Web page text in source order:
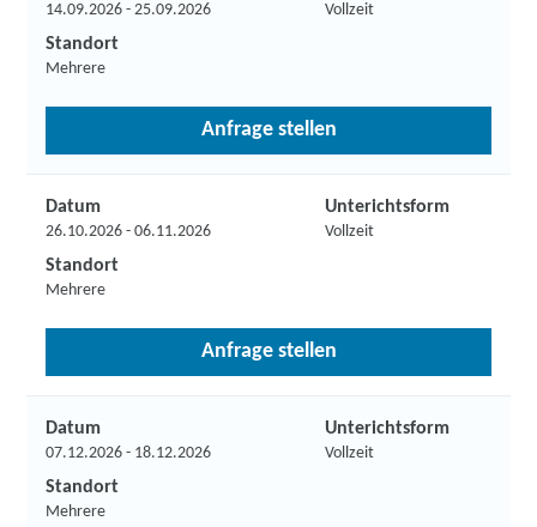
14.09.2026 - 25.09.2026 Vollzeit
Standort
Mehrere
Anfrage stellen
Datum
26.10.2026 - 06.11.2026
Unterichtsform
Vollzeit
Standort
Mehrere
Anfrage stellen
Datum
07.12.2026 - 18.12.2026
Unterichtsform
Vollzeit
Standort
Mehrere